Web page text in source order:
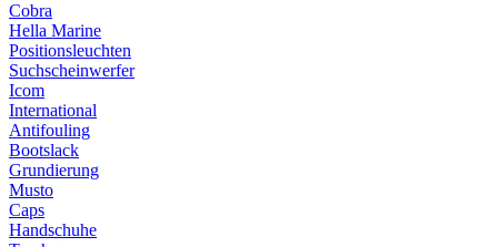
Cobra
Hella Marine
Positionsleuchten
Suchscheinwerfer
Icom
International
Antifouling
Bootslack
Grundierung
Musto
Caps
Handschuhe